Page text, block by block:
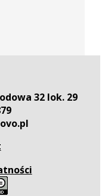
32 lok. 29